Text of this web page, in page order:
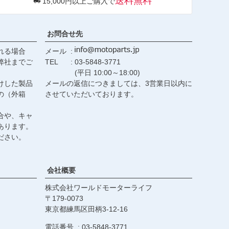
へ
る場合
社までご
した製品
（外箱
や、キャ
ます。
い。
お問合せ先
メール
TEL
03-5848-3771
(平日 10:00～18:00)
メールの返信につきましては、3営業日以内に
させていただいております。
会社概要
株式会社ワールドモーターライフ
179-0073
東京都練馬区田柄3-12-16
電話番号 03-5848-3771